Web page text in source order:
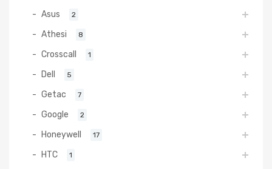
Asus 2
Athesi 8
Crosscall 1
Dell 5
Getac 7
Google 2
Honeywell 17
HTC 1